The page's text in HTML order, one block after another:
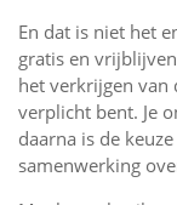
En dat is niet het
gratis en
het verkrijgen van
verplicht bent. Je
daarna is de
samenwerking